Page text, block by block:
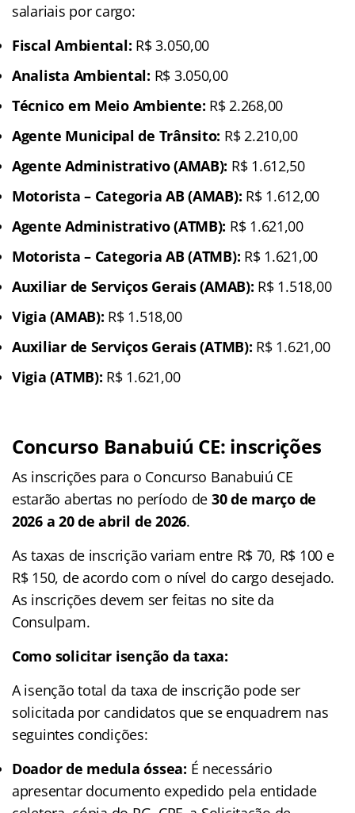
salariais por cargo:
Fiscal Ambiental: R$ 3.050,00
Analista Ambiental: R$ 3.050,00
Técnico em Meio Ambiente: R$ 2.268,00
Agente Municipal de Trânsito: R$ 2.210,00
Agente Administrativo (AMAB): R$ 1.612,50
Motorista – Categoria AB (AMAB): R$ 1.612,00
Agente Administrativo (ATMB): R$ 1.621,00
Motorista – Categoria AB (ATMB): R$ 1.621,00
Auxiliar de Serviços Gerais (AMAB): R$ 1.518,00
Vigia (AMAB): R$ 1.518,00
Auxiliar de Serviços Gerais (ATMB): R$ 1.621,00
Vigia (ATMB): R$ 1.621,00
Concurso Banabuiú CE: inscrições
As inscrições para o Concurso Banabuiú CE
estarão abertas no período de 30 de março de
2026 a 20 de abril de 2026.
As taxas de inscrição variam entre R$ 70, R$ 100 e
R$ 150, de acordo com o nível do cargo desejado.
As inscrições devem ser feitas no site da
Consulpam.
Como solicitar isenção da taxa:
A isenção total da taxa de inscrição pode ser
solicitada por candidatos que se enquadrem nas
seguintes condições:
Doador de medula óssea: É necessário
apresentar documento expedido pela entidade